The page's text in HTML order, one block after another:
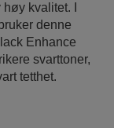
kvalitet. I
denne
Enhance
svarttoner,
tetthet.